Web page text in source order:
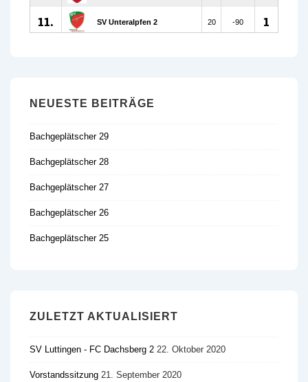
NEUESTE BEITRÄGE
Bachgeplätscher 29
Bachgeplätscher 28
Bachgeplätscher 27
Bachgeplätscher 26
Bachgeplätscher 25
ZULETZT AKTUALISIERT
SV Luttingen - FC Dachsberg 2 22. Oktober 2020
Vorstandssitzung 21. September 2020